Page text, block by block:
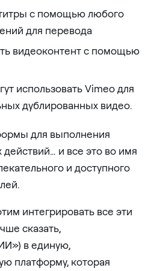
с помощью любого
для перевода
видеоконтент с помощью
использовать Vimeo для
дублированных видео.
для выполнения
и все это во имя
и доступного
интегрировать все эти
сказать,
в единую,
платформу, которая